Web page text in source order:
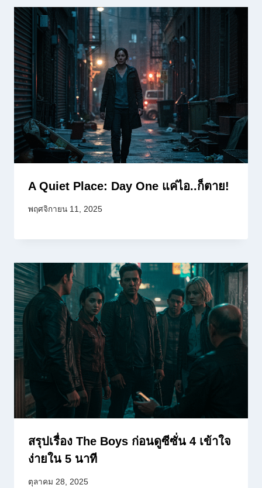
A Quiet Place: Day One แค่ไอ..ก็ตาย!
พฤศจิกายน 11, 2025
สรุปเรื่อง The Boys ก่อนดูซีซั่น 4 เข้าใจ
ง่ายใน 5 นาที
ตุลาคม 28, 2025